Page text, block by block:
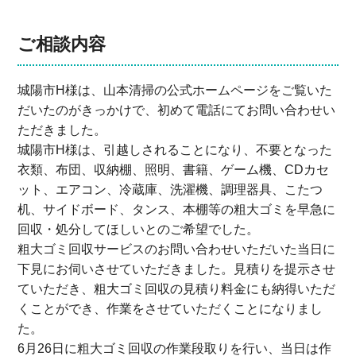
ご相談内容
城陽市H様は、山本清掃の公式ホームページをご覧いた
だいたのがきっかけで、初めて電話にてお問い合わせい
ただきました。
城陽市H様は、引越しされることになり、不要となった
衣類、布団、収納棚、照明、書籍、ゲーム機、CDカセ
ット、エアコン、冷蔵庫、洗濯機、調理器具、こたつ
机、サイドボード、タンス、本棚等の粗大ゴミを早急に
回収・処分してほしいとのご希望でした。
粗大ゴミ回収サービスのお問い合わせいただいた当日に
下見にお伺いさせていただきました。見積りを提示させ
ていただき、粗大ゴミ回収の見積り料金にも納得いただ
くことができ、作業をさせていただくことになりまし
た。
6月26日に粗大ゴミ回収の作業段取りを行い、当日は作